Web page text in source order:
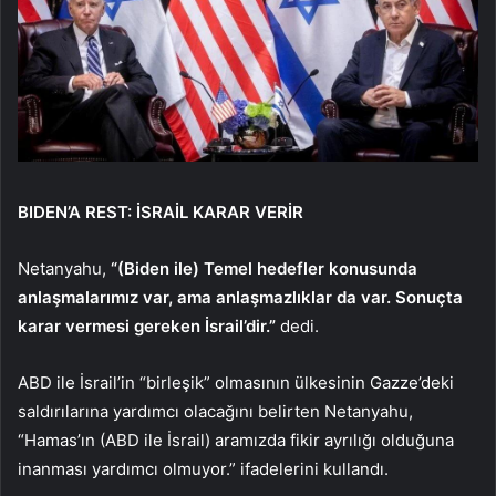
BIDEN’A REST: İSRAİL KARAR VERİR
Netanyahu, “(Biden ile) Temel hedefler konusunda
anlaşmalarımız var, ama anlaşmazlıklar da var. Sonuçta
karar vermesi gereken İsrail’dir.” dedi.
ABD ile İsrail’in “birleşik” olmasının ülkesinin Gazze’deki
saldırılarına yardımcı olacağını belirten Netanyahu,
“Hamas’ın (ABD ile İsrail) aramızda fikir ayrılığı olduğuna
inanması yardımcı olmuyor.” ifadelerini kullandı.